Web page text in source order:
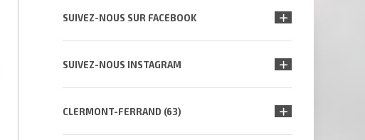
SUIVEZ-NOUS SUR FACEBOOK
SUIVEZ-NOUS INSTAGRAM
CLERMONT-FERRAND (63)